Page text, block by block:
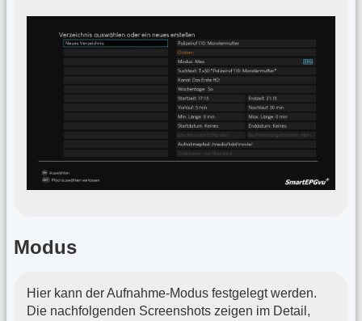
Modus
Hier kann der Aufnahme-Modus festgelegt werden.
Die nachfolgenden Screenshots zeigen im Detail,